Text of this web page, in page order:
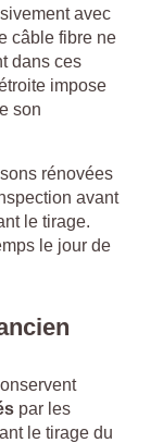
avec
câble fibre ne
dans ces
impose
son
rénovées
avant
le tirage.
le jour de
par les
le tirage du